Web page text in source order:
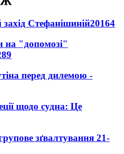
Стефанішиній20164
"допомозі"
перед дилемою -
щодо судна: Це
зґвалтування 21-